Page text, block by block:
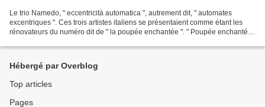
Le trio Namedo, " eccentricità automatica ", autrement dit, " automates
excentriques ". Ces trois artistes italiens se présentaient comme étant les
rénovateurs du numéro dit de " la poupée enchantée ". " Poupée enchantée
Hébergé par Overblog
Top articles
Pages